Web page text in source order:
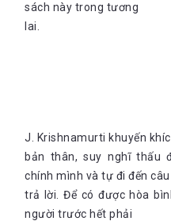
sách này trong tương
lai.
J. Krishnamurti khuyến
bản thân, suy nghĩ thấu
chính mình và tự đi đến câu
trả lời. Để có được hòa
người trước hết phải